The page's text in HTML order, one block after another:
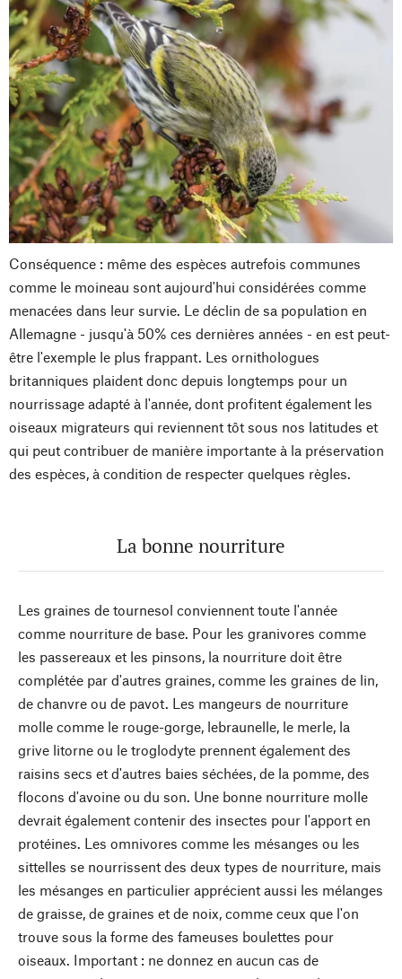
Conséquence : même des espèces autrefois communes
comme le moineau sont aujourd'hui considérées comme
menacées dans leur survie. Le déclin de sa population en
Allemagne - jusqu'à 50% ces dernières années - en est peut-
être l'exemple le plus frappant. Les ornithologues
britanniques plaident donc depuis longtemps pour un
nourrissage adapté à l'année, dont profitent également les
oiseaux migrateurs qui reviennent tôt sous nos latitudes et
qui peut contribuer de manière importante à la préservation
des espèces, à condition de respecter quelques règles.
La bonne nourriture
Les graines de tournesol conviennent toute l'année
comme nourriture de base. Pour les granivores comme
les passereaux et les pinsons, la nourriture doit être
complétée par d'autres graines, comme les graines de lin,
de chanvre ou de pavot. Les mangeurs de nourriture
molle comme le rouge-gorge, lebraunelle, le merle, la
grive litorne ou le troglodyte prennent également des
raisins secs et d'autres baies séchées, de la pomme, des
flocons d'avoine ou du son. Une bonne nourriture molle
devrait également contenir des insectes pour l'apport en
protéines. Les omnivores comme les mésanges ou les
sittelles se nourrissent des deux types de nourriture, mais
les mésanges en particulier apprécient aussi les mélanges
de graisse, de graines et de noix, comme ceux que l'on
trouve sous la forme des fameuses boulettes pour
oiseaux. Important : ne donnez en aucun cas de